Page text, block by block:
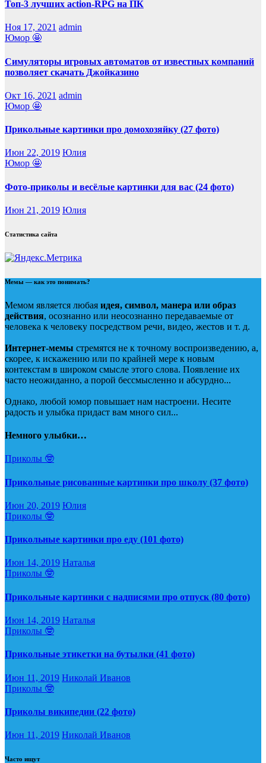
Топ-3 лучших action-RPG на ПК
Ноя 17, 2021 admin
Юмор 🤩
Симуляторы игровых автоматов от известных компаний
позволяет скачать Джойказино
Окт 16, 2021 admin
Юмор 🤩
Прикольные картинки про домохозяйку (27 фото)
Июн 22, 2019 Юлия
Юмор 🤩
Фото-приколы и весёлые картинки для вас (24 фото)
Июн 21, 2019 Юлия
Статистика сайта
Мемы — как это понимать?
Мемом является любая идея, символ, манера или образ
действия, осознанно или неосознанно передаваемые от
человека к человеку посредством речи, видео, жестов и т. д.
Интернет-мемы стремятся не к точному воспроизведению, а,
скорее, к искажению или по крайней мере к новым
контекстам в широком смысле этого слова. Появление их
часто неожиданно, а порой бессмысленно и абсурдно...
Однако, любой юмор повышает нам настроени. Несите
радость и улыбка придаст вам много сил...
Немного улыбки…
Приколы 🤓
Прикольные рисованные картинки про школу (37 фото)
Июн 20, 2019 Юлия
Приколы 🤓
Прикольные картинки про еду (101 фото)
Июн 14, 2019 Наталья
Приколы 🤓
Прикольные картинки с надписями про отпуск (80 фото)
Июн 14, 2019 Наталья
Приколы 🤓
Прикольные этикетки на бутылки (41 фото)
Июн 11, 2019 Николай Иванов
Приколы 🤓
Приколы википедии (22 фото)
Июн 11, 2019 Николай Иванов
Часто ищут